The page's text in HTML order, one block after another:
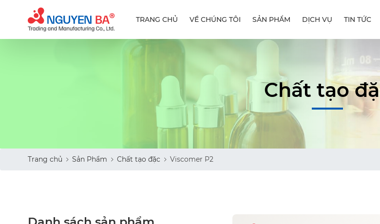
TRANG CHỦ VỀ CHÚNG TÔI SẢN PHẨM DỊCH VỤ TIN TỨC
Chất tạo
Trang chủ Sản Phẩm Chất tạo đặc Viscomer P2